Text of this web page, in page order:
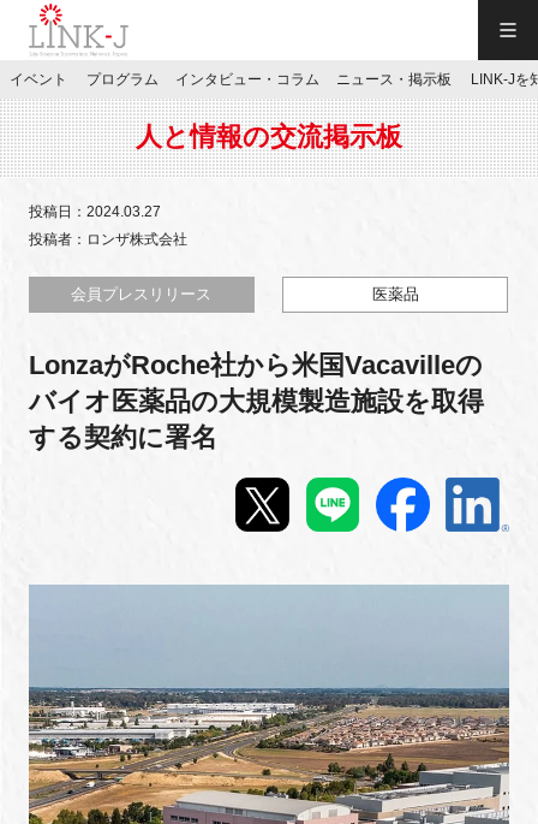
JP／EN
特別会員専用メニュー
施設ご予約
お問い合わせ
プログラム
インタビュー・コラム
イベント プログラム インタビュー・コラム ニュース・掲示板 LINK-Jを
人と情報の交流掲示板
投稿日：2024.03.27
投稿者：ロンザ株式会社
会員プレスリリース 医薬品
LonzaがRoche社から米国Vacavilleの
バイオ医薬品の大規模製造施設を取得
する契約に署名